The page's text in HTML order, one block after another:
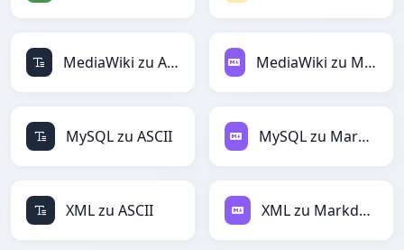
MediaWiki zu ASCII MediaWiki zu Markdown
MySQL zu ASCII MySQL zu Markdown
XML zu ASCII XML zu Markdown